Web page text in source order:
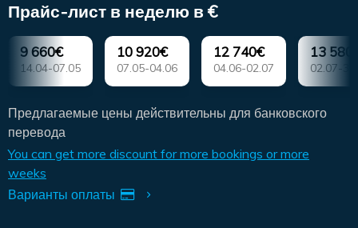
Прайс-лист в неделю в €
9 660€
14.04-07.05
10 920€
07.05-04.06
12 740€
04.06-02.07
13
02.07-
Предлагаемые цены действительны для банковского
перевода
You can get more discount for more bookings or more
weeks
Варианты оплаты